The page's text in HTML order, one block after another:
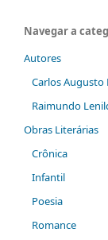
Navegar a
Autores
Carlos Augusto
Raimundo
Obras Literárias
Crônica
Infantil
Poesia
Romance